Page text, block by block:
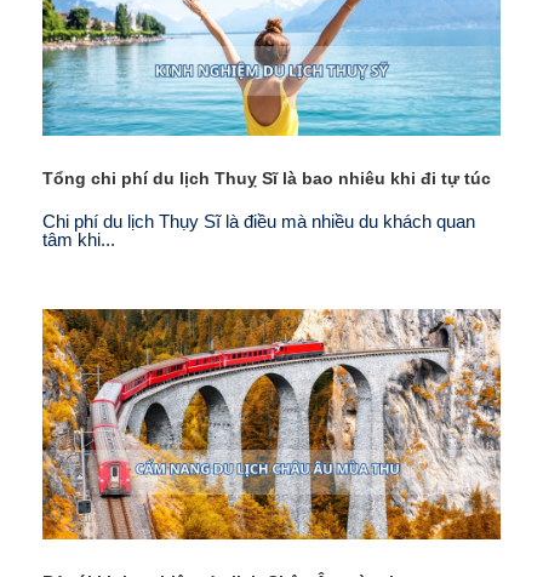
Tổng chi phí du lịch Thuỵ Sĩ là bao nhiêu khi đi tự túc
Chi phí du lịch Thụy Sĩ là điều mà nhiều du khách quan
tâm khi...